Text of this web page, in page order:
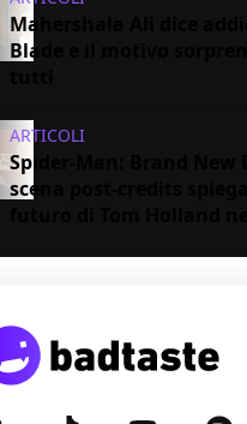
Mahershala Ali dice
Blade e il motivo
ARTICOLI
Spider-Man: Brand New
scena post-credits